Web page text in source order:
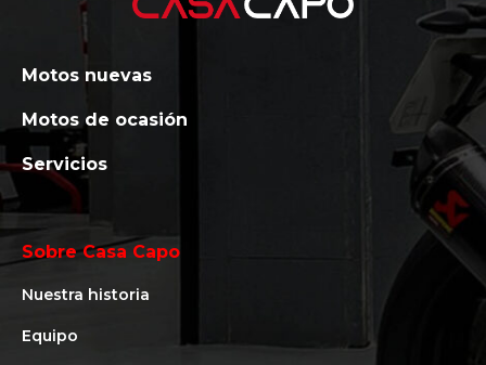
Motos nuevas
Motos de ocasión
Servicios
Sobre Casa Capo
Nuestra historia
Equipo